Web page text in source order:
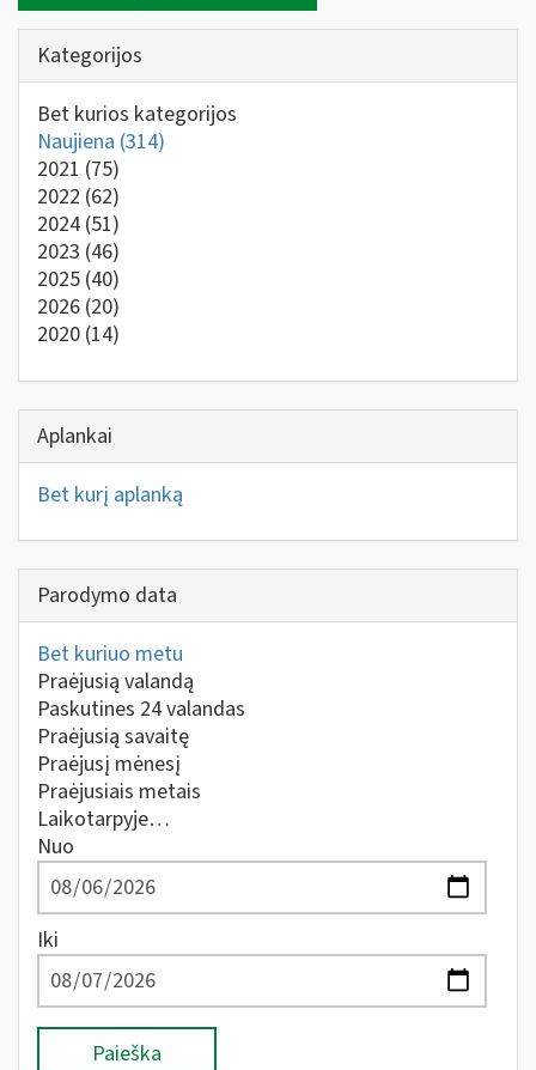
Kategorijos
Bet kurios kategorijos
Naujiena (314)
2021 (75)
2022 (62)
2024 (51)
2023 (46)
2025 (40)
2026 (20)
2020 (14)
Aplankai
Bet kurį aplanką
Parodymo data
Bet kuriuo metu
Praėjusią valandą
Paskutines 24 valandas
Praėjusią savaitę
Praėjusį mėnesį
Praėjusiais metais
Laikotarpyje…
Nuo
Iki
Paieška